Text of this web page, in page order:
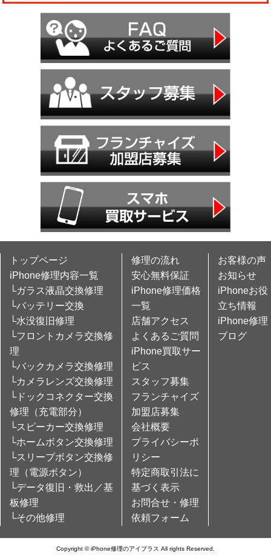
トップページ
iPhone修理内容一覧
└ガラス液晶交換修理
└バッテリー交換
└水没復旧修理
└フロントカメラ交換修
理
└バックカメラ交換修理
└カメラレンズ交換修理
└ドックコネクター交換
修理（充電部分）
└スピーカー交換修理
└ホームボタン交換修理
└スリープボタン交換修
理（電源ボタン）
└データ復旧・救出／基
板修理
└その他修理
修理の流れ
安心無料保証
iPhone修理価格
一覧
店舗アクセス
よくあるご質問
iPhone買取サー
ビス
スタッフ募集
フランチャイズ
加盟店募集
会社概要
プライバシーポ
リシー
特定商取引法に
基づく表示
お問合せ・修理
依頼フォーム
お客様の声
お知らせ
iPhoneお役
立ち情報
iPhone修理
ブログ
Copyright © iPhone修理のアイプラス All rights Reserved.